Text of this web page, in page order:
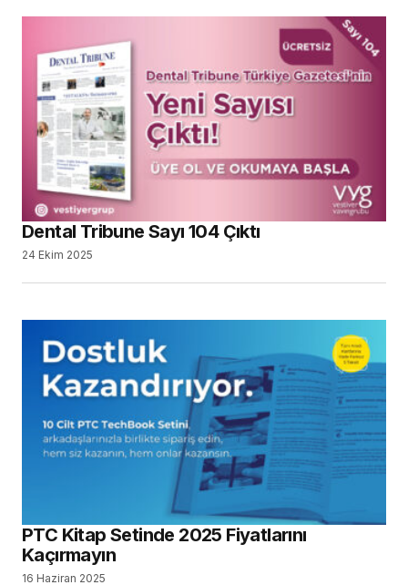
Dental Tribune Sayı 104 Çıktı
24 Ekim 2025
PTC Kitap Setinde 2025 Fiyatlarını
Kaçırmayın
16 Haziran 2025